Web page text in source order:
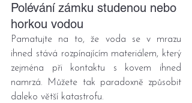
Polévání zámku studenou nebo
horkou vodou
Pamatujte na to, že voda se v mrazu
ihned stává rozpínajícím materiálem, který
zejména při kontaktu s kovem ihned
namrzá. Můžete tak paradoxně způsobit
daleko větší katastrofu.